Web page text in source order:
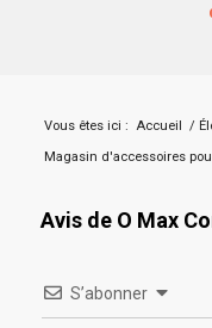
Vous êtes ici : Accueil /
Magasin d'accessoires
Avis de O Max
S’abonner